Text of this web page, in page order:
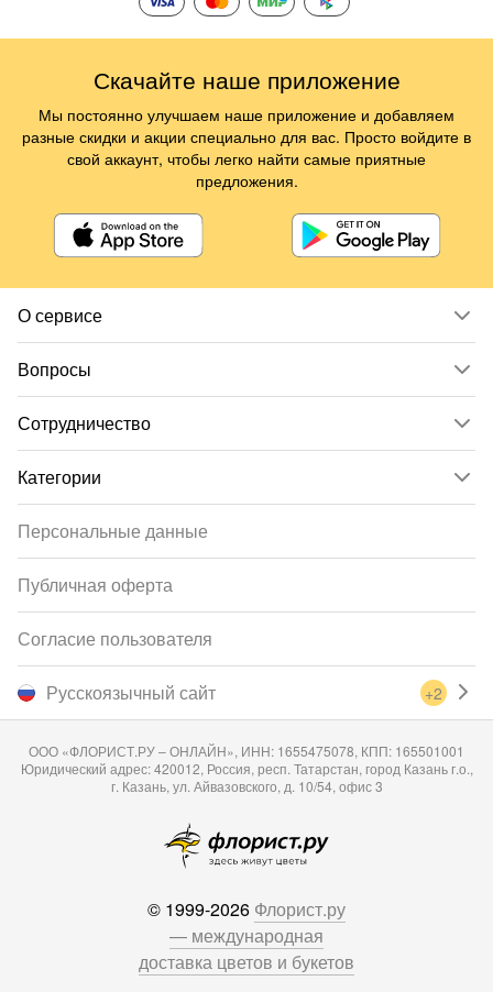
О сервисе
Вопросы
Сотрудничество
Категории
Русскоязычный сайт +2
Персональные данные
Публичная оферта
Согласие пользователя
ООО «ФЛОРИСТ.РУ – ОНЛАЙН», ИНН: 1655475078, КПП: 165501001
Юридический адрес: 420012, Россия, респ. Татарстан, город Казань г.о.,
г. Казань, ул. Айвазовского, д. 10/54, офис 3
© 1999-2026 Флорист.ру
— международная
доставка цветов и букетов
Скачайте наше приложение
Мы постоянно улучшаем наше приложение и добавляем
разные скидки и акции специально для вас. Просто войдите в
свой аккаунт, чтобы легко найти самые приятные
предложения.